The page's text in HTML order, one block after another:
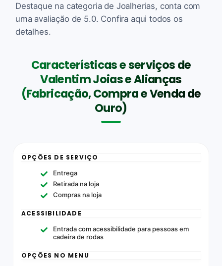
Destaque na categoria de Joalherias, conta com
uma avaliação de 5.0. Confira aqui todos os
detalhes.
Características e serviços de
Valentim Joias e Alianças
(Fabricação, Compra e Venda de
Ouro)
OPÇÕES DE SERVIÇO
Entrega
Retirada na loja
Compras na loja
ACESSIBILIDADE
Entrada com acessibilidade para pessoas em
cadeira de rodas
OPÇÕES NO MENU